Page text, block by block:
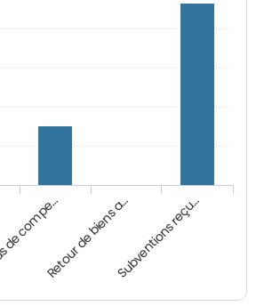
compe…Retour de biens a…Subventions reçu…